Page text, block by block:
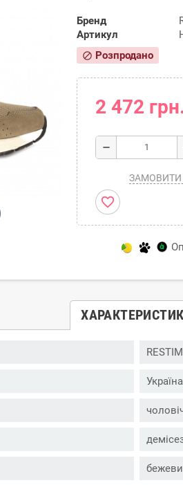
Бренд
Артикул
block Розпродано
2 472 грн.
remove
ЗАМОВИТИ
favorite_border
Україна